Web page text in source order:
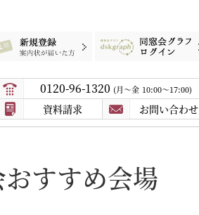
案内状が届いた方 同窓会グラフログイン
0120-96-1320 月〜金 10:00～17:00
資料請求 お問い合わせ
すすめ会場